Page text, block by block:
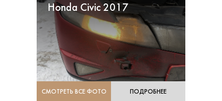
Honda Civic 2017
СМОТРЕТЬ ВСЕ ФОТО ПОДРОБНЕЕ